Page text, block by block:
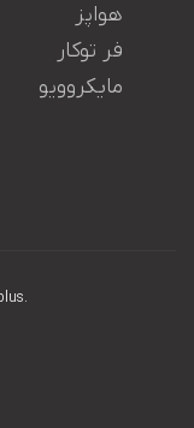
هواپز
فر توکار
مایکروویو